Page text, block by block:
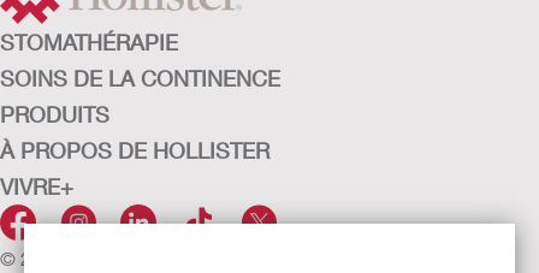
STOMATHÉRAPIE
SOINS DE LA CONTINENCE
PRODUITS
À PROPOS DE HOLLISTER
VIVRE+
© 2026 Hollister Incorporated